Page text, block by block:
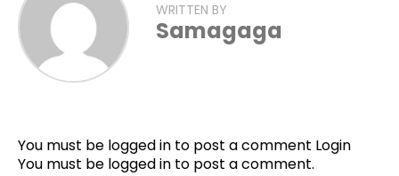
WRITTEN BY
Samagaga
You must be logged in to post a comment Login
You must be logged in to post a comment.
Pinterest